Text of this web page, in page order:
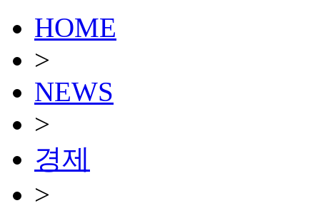
HOME
>
NEWS
>
경제
>